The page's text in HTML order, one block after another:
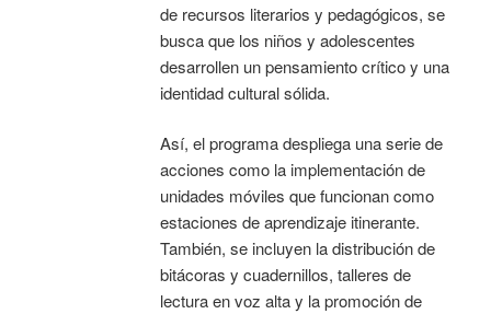
de recursos literarios y pedagógicos, se
busca que los niños y adolescentes
desarrollen un pensamiento crítico y una
identidad cultural sólida.
Así, el programa despliega una serie de
acciones como la implementación de
unidades móviles que funcionan como
estaciones de aprendizaje itinerante.
También, se incluyen la distribución de
bitácoras y cuadernillos, talleres de
lectura en voz alta y la promoción de